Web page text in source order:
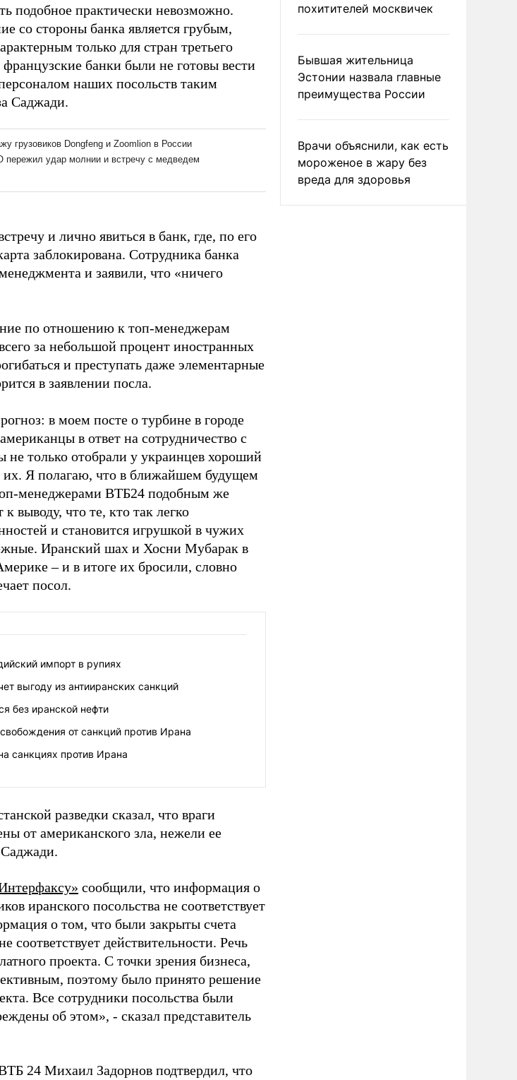
подобное практически невозможно.
со стороны банка является грубым,
только для стран третьего
банки были не готовы вести
наших посольств таким
Саджади.
и лично явиться в банк, где, по его
заблокирована. Сотрудника банка
и заявили, что «ничего
по отношению к топ-менеджерам
за небольшой процент иностранных
и преступать даже элементарные
в заявлении посла.
в моем посте о турбине в городе
в ответ на сотрудничество с
не только отобрали у украинцев хороший
их. Я полагаю, что в ближайшем будущем
менеджерами ВТБ24 подобным же
выводу, что те, кто так легко
и становится игрушкой в чужих
Иранский шах и Хосни Мубарак в
– и в итоге их бросили, словно
посол.
импорт в рупиях
выгоду из антииранских санкций
без иранской нефти
от санкций против Ирана
санкциях против Ирана
разведки сказал, что враги
от американского зла, нежели ее
Саджади.
сообщили, что информация о
иранского посольства не соответствует
о том, что были закрыты счета
соответствует действительности. Речь
проекта. С точки зрения бизнеса,
поэтому было принято решение
Все сотрудники посольства были
об этом», - сказал представитель
24 Михаил Задорнов подтвердил, что
похитителей москвичек
Бывшая жительница
Эстонии назвала главные
преимущества России
Врачи объяснили, как есть
мороженое в жару без
вреда для здоровья